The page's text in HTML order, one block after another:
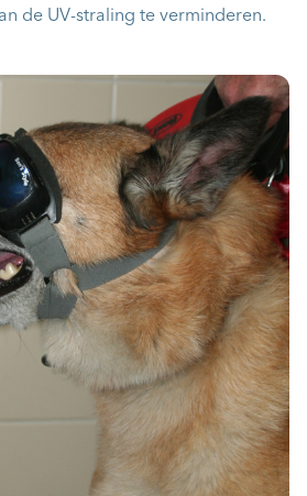
de UV-straling te verminderen.